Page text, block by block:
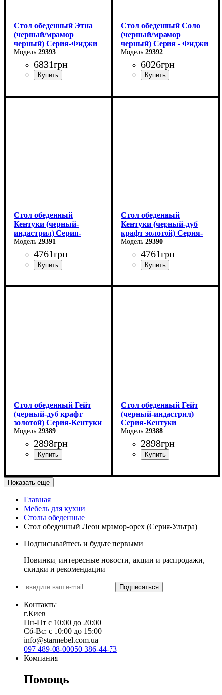
Стол обеденный Этна
(черный/мрамор
черный) Серия-Фиджи
29393
6831грн
Ширина: 120 см
Стол обеденный Соло
(черный/мрамор
черный) Серия - Фиджи
29392
6026грн
Длина: 110 см
Стол обеденный
Кентуки (черный-
индастрил) Серия-
Кентуки29391
4761грн
Длина: 120 см
Стол обеденный
Кентуки (черный-дуб
крафт золотой) Серия-
Кентуки29390
4761грн
Длина: 120 см
Стол обеденный Гейт
(черный-дуб крафт
золотой) Серия-Кентуки
29389
2898грн
Длина: 120 см
Ширина: 80 см
Высота - 75 см.
Стол обеденный Гейт
(черный-индастрил)
Серия-Кентуки
29388
2898грн
Длина: 120 см
Показать еще
Главная
Мебель для кухни
Столы обеденные
Стол обеденный Леон мрамор-орех (Серия-Ультра)
Подписывайтесь и будьте первыми
Новинки, интересные новости, акции и распродажи,
скидки и рекомендации
Подписаться
Контакты
г.Киев
Пн-Пт с 10:00 до 20:00
Сб-Вс: с 10:00 до 15:00
info@starmebel.com.ua
097 489-08-00050 386-44-73
Компания
Помощь